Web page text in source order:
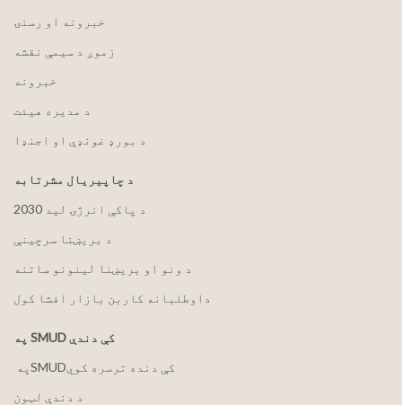
خبرونه او رسنۍ
زموږ د سیمې نقشه
خبرونه
د مدیره هیئت
د بورډ غونډې او اجنډا
د چاپیریال مشرتابه
2030 د پاکې انرژۍ لید
د بریښنا سرچینې
د ونو او بریښنا لینونو ساتنه
داوطلبانه کاربن بازار افشا کول
په SMUD کې دندې
په ‏‎SMUD‎‏ کې دنده ترسره کوي
د دندې لټون